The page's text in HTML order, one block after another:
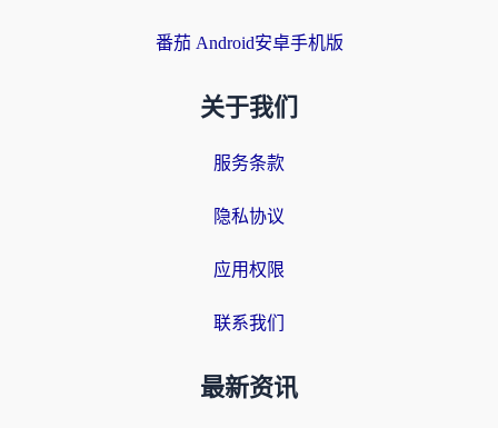
番茄 Android安卓手机版
关于我们
服务条款
隐私协议
应用权限
联系我们
最新资讯